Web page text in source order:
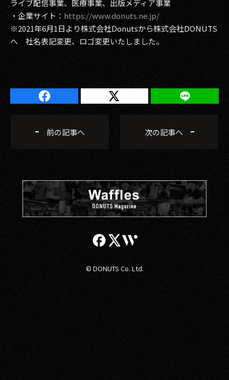
ライブ配信事業、医療事業、出版メディア事業
・企業サイト： https://www.donuts.ne.jp/
※2021年6月1日より株式会社Donutsから株式会社DONUTS
へ 社名表記変更、ロゴ変更いたしました。
前の記事へ 次の記事へ
© DONUTS Co. Ltd.